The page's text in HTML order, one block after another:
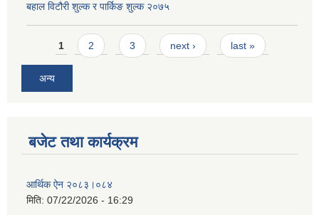
बहाल विटौरी शुल्क र पार्किङ शुल्क २०७५
Pages
1 2 3 next › last »
अन्य
बजेट तथा कार्यक्रम
आर्थिक ऐन २०८३।०८४
मिति: 07/22/2026 - 16:29